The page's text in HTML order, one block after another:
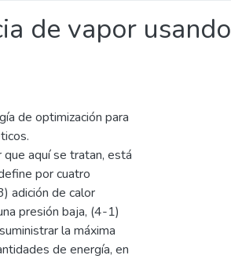
de vapor usando
de optimización para
aquí se tratan, está
por cuatro
adición de calor
presión baja, (4-1)
la máxima
de energía, en